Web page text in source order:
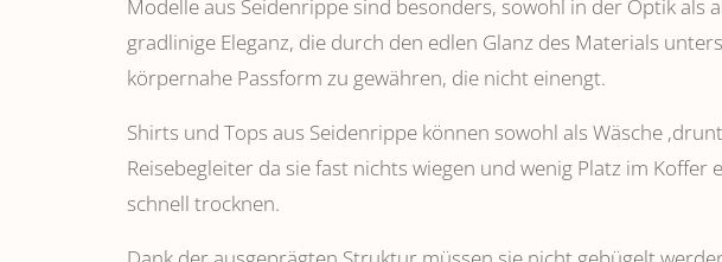
Modelle aus Seidenrippe sind besonders, sowohl in der Optik
gradlinige Eleganz, die durch den edlen Glanz des Materials
körpernahe Passform zu gewähren, die nicht einengt.
Shirts und Tops aus Seidenrippe können sowohl als Wäsche
Reisebegleiter da sie fast nichts wiegen und wenig Platz im
schnell trocknen.